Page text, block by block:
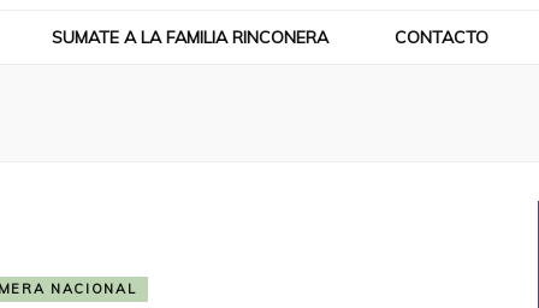
SUMATE A LA FAMILIA RINCONERA CONTACTO
NACIONAL